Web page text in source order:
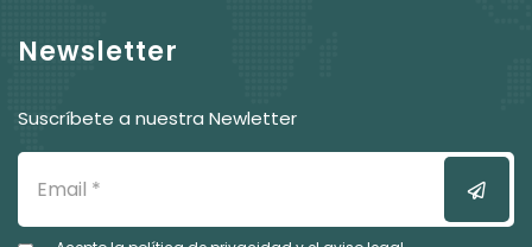
Newsletter
Suscríbete a nuestra Newletter
Enviar